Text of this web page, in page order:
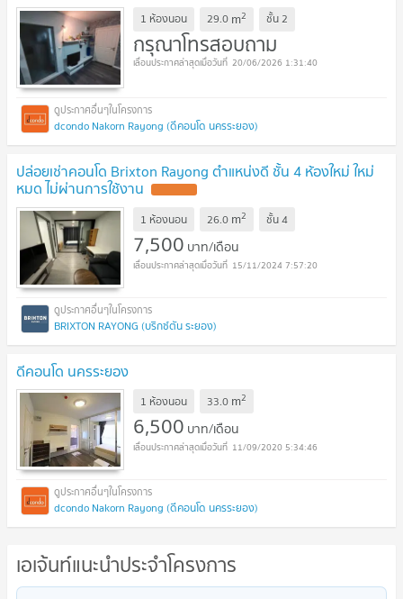
1 ห้องนอน 29.0 m2 ชั้น2
กรุณาโทรสอบถาม
20/06/2026 1:31:40
dcondo Nakorn Rayong (ดีคอนโด นครระยอง)
ปล่อยเช่าคอนโด Brixton Rayong ตำแหน่งดี ชั้น 4 ห้องใหม่ ใหม่
หมด ไม่ผ่านการใช้งาน
1 ห้องนอน 26.0 m2 ชั้น4
7,500 บาท/เดือน
15/11/2024 7:57:20
BRIXTON RAYONG (บริกซ์ตัน ระยอง)
ดีคอนโด นครระยอง
1 ห้องนอน 33.0 m2
6,500 บาท/เดือน
11/09/2020 5:34:46
dcondo Nakorn Rayong (ดีคอนโด นครระยอง)
เอเจ้นท์แนะนำประจำโครงการ